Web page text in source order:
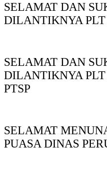
SELAMAT DAN
DILANTIKNYA
SELAMAT DAN
DILANTIKNYA
PTSP
SELAMAT
PUASA DINAS